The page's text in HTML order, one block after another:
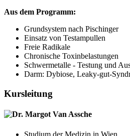
Aus dem Programm:
Grundsystem nach Pischinger
Einsatz von Testampullen
Freie Radikale
Chronische Toxinbelastungen
Schwermetalle - Testung und
Darm: Dybiose, Leaky-gut-
Kursleitung
Dr. Margot Van Assche
Studium der Medizin in Wien